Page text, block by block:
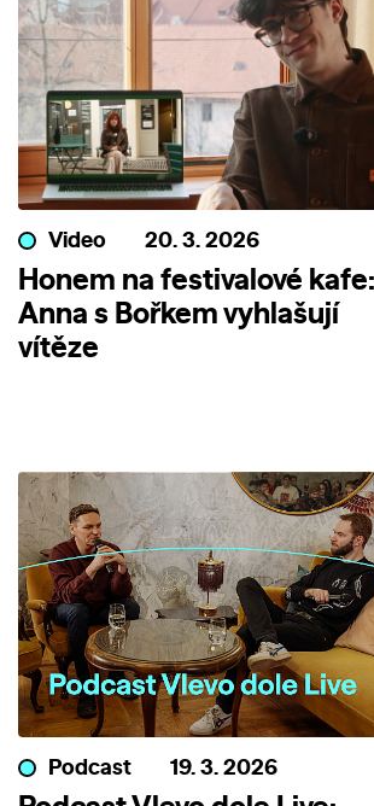
Video 20. 3. 2026
Honem na festivalové kafe:
Anna s Bořkem vyhlašují
vítěze
Podcast 19. 3. 2026